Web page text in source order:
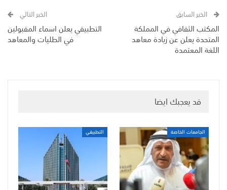
الخبر السابق
المكتب الثقافي في المملكة
المتحدة يعلن عن زيادة معاهد
اللغة المعتمدة
الخبر التالي
التطبيقي يعلن اسماء المقبولين
في الطليات والمعاهد
قد يعجبك ايضا
الجامعات الخاصة التطبيقي